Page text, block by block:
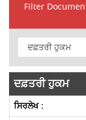
Filter
ਦਫ਼ਤਰੀ ਹੁਕਮ